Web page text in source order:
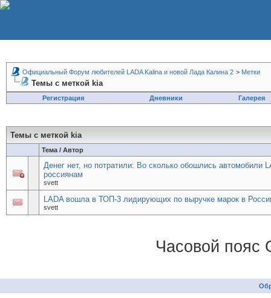
Официальный Форум любителей LADA Kalina и новой Лада Калина 2 > Метки
Темы с меткой kia
Регистрация Дневники Галерея
Темы с меткой kia
Тема / Автор
Денег нет, но потратили: Во сколько обошлись автомобили
россиянам
svett
LADA вошла в ТОП-3 лидирующих по выручке марок в
svett
Часовой пояс